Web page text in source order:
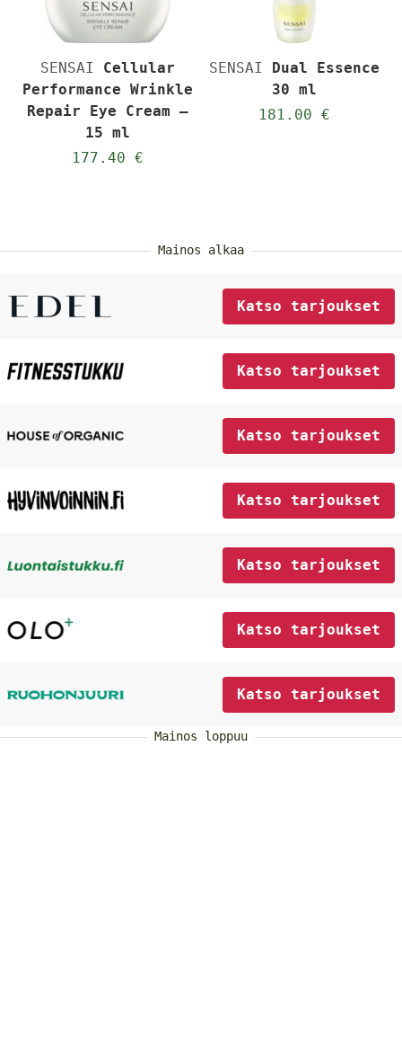
SENSAI
Cellular
Performance Wrinkle
Repair Eye Cream –
15 ml
177.40 €
SENSAI
Dual Essence
30 ml
181.00 €
Mainos alkaa
Katso tarjoukset
Katso tarjoukset
Katso tarjoukset
Katso tarjoukset
Katso tarjoukset
Katso tarjoukset
Katso tarjoukset
Mainos loppuu